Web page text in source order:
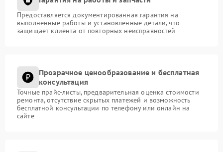
Предоставляется документированная гарантия на
выполненные работы и установленные детали, что
защищает клиента от повторных неисправностей
Прозрачное ценообразование и бесплатная
консультация
Точные прайс-листы, предварительная оценка стоимости
ремонта, отсутствие скрытых платежей и возможность
бесплатной консультации по телефону или онлайн на
сайте